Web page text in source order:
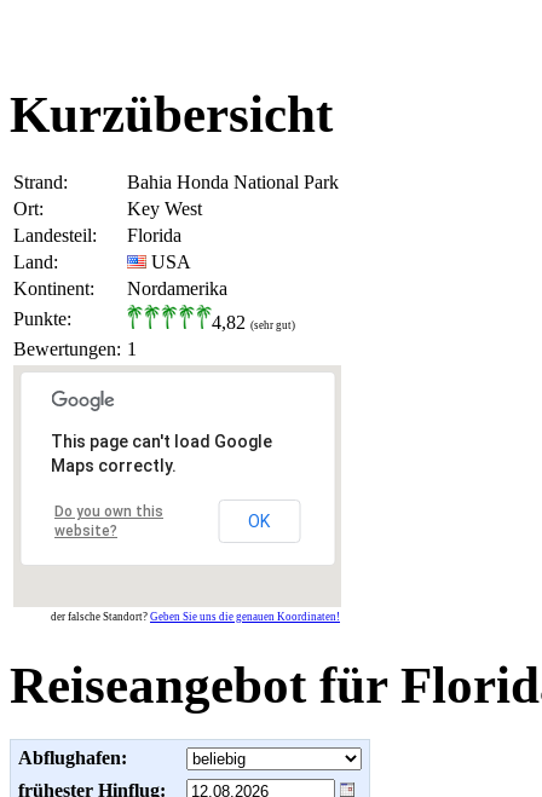
Kurzübersicht
Strand:
Bahia Honda National Park
Ort:
Key West
Landesteil:
Florida
Land:
USA
Kontinent:
Nordamerika
Punkte:
4,82 (sehr gut)
Bewertungen: 1
This page can't load Google
Maps correctly.
Do you own this
website?
OK
der falsche Standort? Geben Sie uns die genauen Koordinaten!
Reiseangebot für
Abflughafen:
frühester Hinflug: